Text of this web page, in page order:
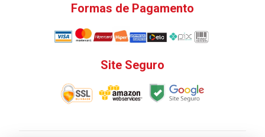
Formas de Pagamento
Site Seguro